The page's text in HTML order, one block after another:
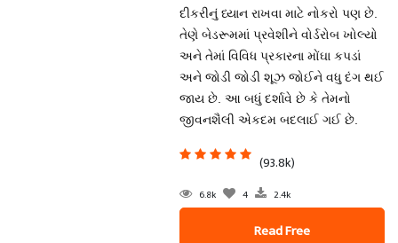
દીકરીનું ધ્યાન રાખવા માટે નોકરો પણ છે.
તેણે બેડરૂમમાં પ્રવેશીને વોર્ડરોબ ખોલ્યો
અને તેમાં વિવિધ પ્રકારના મોંઘા કપડાં
અને જોડી જોડી શૂઝ જોઈને વધુ દંગ થઈ
જાય છે. આ બધું દર્શાવે છે કે તેમનો
જીવનશૈલી એકદમ બદલાઈ ગઈ છે.
(93.8k)
6.8k 4 2.4k
Read Free